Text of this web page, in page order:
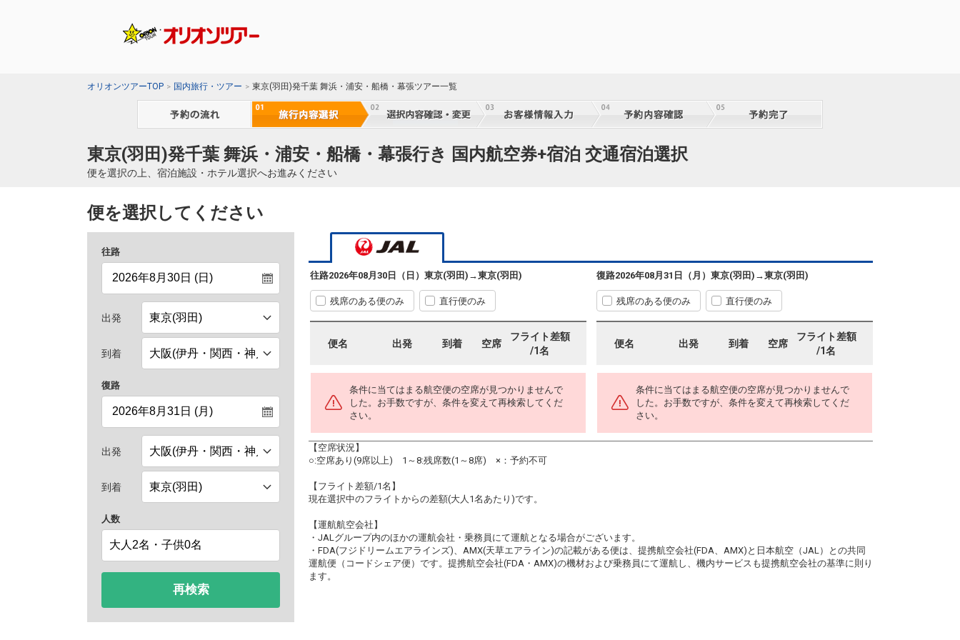
オリオンツアーTOP 国内旅行・ツアー 東京(羽田)発千葉 舞浜・浦安・船橋・幕張ツアー一覧
東京(羽田)発千葉 舞浜・浦安・船橋・幕張行き 国内航空券+宿泊 交通宿泊選択
便を選択の上、宿泊施設・ホテル選択へお進みください
便を選択してください
往路
出発
到着
復路
出発
到着
人数
再検索
往路2026年08月30日（日） 東京(羽田) →東京(羽田)
残席のある便のみ 直行便のみ
便名 出発 到着 空席
フライト差額
/1名
条件に当てはまる航空便の空席が見つかりませんで
した。お手数ですが、条件を変えて再検索してくだ
さい。
復路2026年08月31日（月） 東京(羽田) →東京(羽田)
残席のある便のみ 直行便のみ
便名 出発 到着 空席
フライト差額
/1名
条件に当てはまる航空便の空席が見つかりませんで
した。お手数ですが、条件を変えて再検索してくだ
さい。
【空席状況】
○:空席あり(9席以上) 1～8:残席数(1～8席) ×：予約不可
【フライト差額/1名】
現在選択中のフライトからの差額(大人1名あたり)です。
【運航航空会社】
・JALグループ内のほかの運航会社・乗務員にて運航となる場合がございます。
・FDA(フジドリームエアラインズ)、AMX(天草エアライン)の記載がある便は、提携航空会社(FDA、AMX)と日本航空（JAL）との共同
運航便（コードシェア便）です。提携航空会社(FDA・AMX)の機材および乗務員にて運航し、機内サービスも提携航空会社の基準に則り
ます。